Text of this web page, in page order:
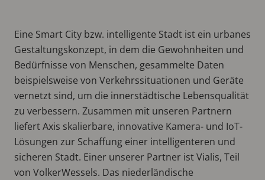
Eine Smart City bzw. intelligente Stadt ist ein urbanes
Gestaltungskonzept, in dem die Gewohnheiten und
Bedürfnisse von Menschen, gesammelte Daten
beispielsweise von Verkehrssituationen und Geräte
vernetzt sind, um die innerstädtische Lebensqualität
zu verbessern. Zusammen mit unseren Partnern
liefert Axis skalierbare, innovative Kamera- und IoT-
Lösungen zur Schaffung einer intelligenteren und
sicheren Stadt. Einer unserer Partner ist Vialis, Teil
von VolkerWessels. Das niederländische